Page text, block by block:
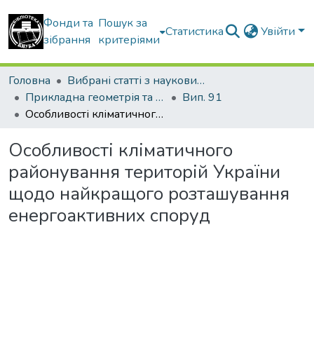
Фонди та
зібрання
Пошук за
критеріями
Статистика Увійти
Головна
Вибрані статті з наукових збірників КНУБА
Прикладна геометрія та інженерна графіка
Вип. 91
Особливості кліматичного районування територій України щодо найкращого розташування енергоактивних споруд
Особливості кліматичного
районування територій України
щодо найкращого розташування
енергоактивних споруд